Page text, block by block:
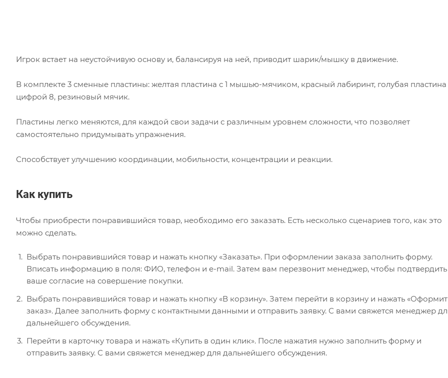
Игрок встает на неустойчивую основу и, балансируя на ней, приводит шарик/мышку в движение.
В комплекте 3 сменные пластины: желтая пластина с 1 мышью-мячиком, красный лабиринт, голубая пластина
цифрой 8, резиновый мячик.
Пластины легко меняются, для каждой свои задачи с различным уровнем сложности, что позволяет
самостоятельно придумывать упражнения.
Способствует улучшению координации, мобильности, концентрации и реакции.
Как купить
Чтобы приобрести понравившийся товар, необходимо его заказать. Есть несколько сценариев того, как это
можно сделать.
Выбрать понравившийся товар и нажать кнопку «Заказать». При оформлении заказа заполнить форму.
Вписать информацию в поля: ФИО, телефон и e-mail. Затем вам перезвонит менеджер, чтобы подтвердить
ваше согласие на совершение покупки.
Выбрать понравившийся товар и нажать кнопку «В корзину». Затем перейти в корзину и нажать
заказ». Далее заполнить форму с контактными данными и отправить заявку. С вами свяжется менеджер
дальнейшего обсуждения.
Перейти в карточку товара и нажать «Купить в один клик». После нажатия нужно заполнить форму и
отправить заявку. С вами свяжется менеджер для дальнейшего обсуждения.